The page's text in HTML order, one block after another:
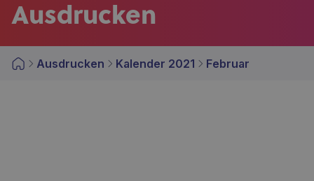
Ausdrucken
Ausdrucken Kalender 2021 Februar